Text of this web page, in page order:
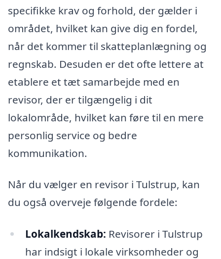
specifikke krav og forhold, der gælder i
området, hvilket kan give dig en fordel,
når det kommer til skatteplanlægning og
regnskab. Desuden er det ofte lettere at
etablere et tæt samarbejde med en
revisor, der er tilgængelig i dit
lokalområde, hvilket kan føre til en mere
personlig service og bedre
kommunikation.
Når du vælger en revisor i Tulstrup, kan
du også overveje følgende fordele:
Lokalkendskab: Revisorer i Tulstrup
har indsigt i lokale virksomheder og